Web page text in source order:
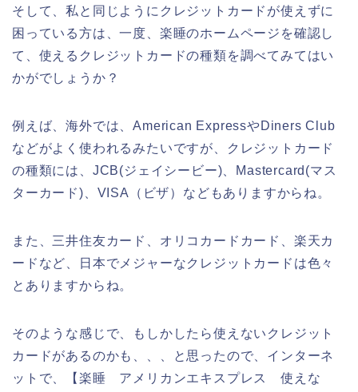
そして、私と同じようにクレジットカードが使えずに
困っている方は、一度、楽睡のホームページを確認し
て、使えるクレジットカードの種類を調べてみてはい
かがでしょうか？
例えば、海外では、American ExpressやDiners Club
などがよく使われるみたいですが、クレジットカード
の種類には、JCB(ジェイシービー)、Mastercard(マス
ターカード)、VISA（ビザ）などもありますからね。
また、三井住友カード、オリコカードカード、楽天カ
ードなど、日本でメジャーなクレジットカードは色々
とありますからね。
そのような感じで、もしかしたら使えないクレジット
カードがあるのかも、、、と思ったので、インターネ
ットで、【楽睡 アメリカンエキスプレス 使えな